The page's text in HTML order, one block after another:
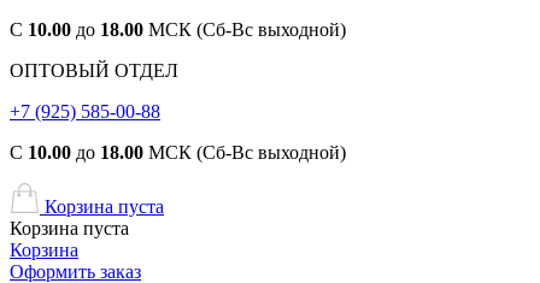
С 10.00 до 18.00 МСК (Сб-Вс выходной)
ОПТОВЫЙ ОТДЕЛ
+7 (925) 585-00-88
С 10.00 до 18.00 МСК (Сб-Вс выходной)
Корзина пуста
Корзина пуста
Корзина
Оформить заказ